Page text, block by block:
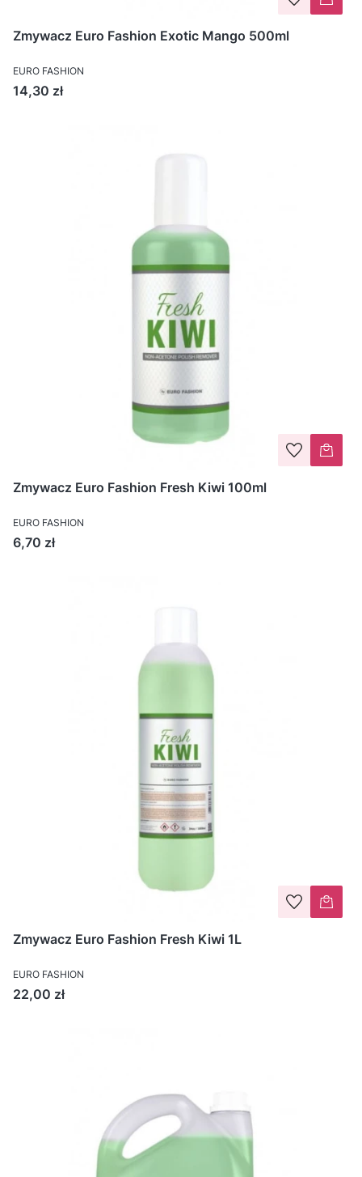
Zmywacz Euro Fashion Exotic Mango 500ml
EURO FASHION
Cena
14,30 zł
Zmywacz Euro Fashion Fresh Kiwi 100ml
EURO FASHION
Cena
6,70 zł
Zmywacz Euro Fashion Fresh Kiwi 1L
EURO FASHION
Cena
22,00 zł